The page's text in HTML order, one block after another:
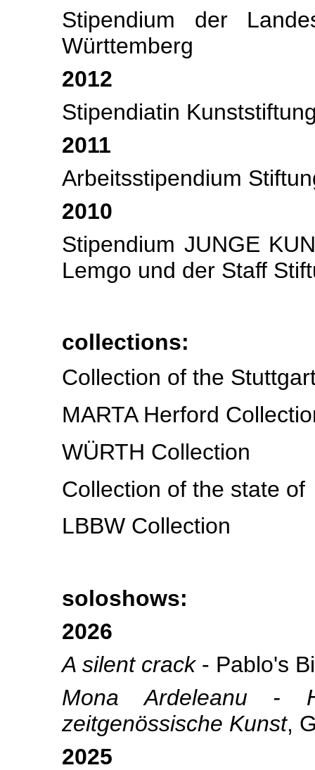
Stipendium der
Württemberg
2012
Stipendiatin
2011
Arbeitsstipendium
2010
Stipendium JUNGE
Lemgo und der Staff
collections:
Collection of the
MARTA Herford
WÜRTH Collection
Collection of the state
LBBW Collection
soloshows:
2026
A silent crack - Pablo's
Mona Ardeleanu -
zeitgenössische Kunst,
2025